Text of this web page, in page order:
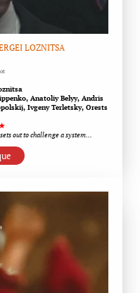
LOZNITSA
Anatoliy Belyy, Andris
Ivgeny Terletsky, Orests
out to challenge a system…